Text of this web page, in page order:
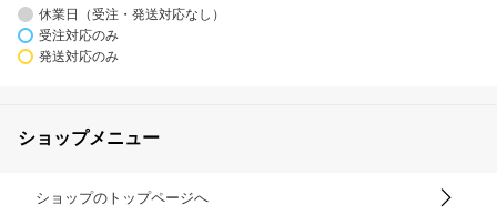
休業日（受注・発送対応なし）
受注対応のみ
発送対応のみ
ショップメニュー
ショップのトップページへ